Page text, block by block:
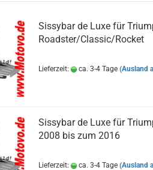
Sissybar de Luxe für
Roadster/Classic/Rocket
Lieferzeit: ca. 3-4 Tage (Ausland
Sissybar de Luxe für
2008 bis zum 2016
Lieferzeit: ca. 3-4 Tage (Ausland